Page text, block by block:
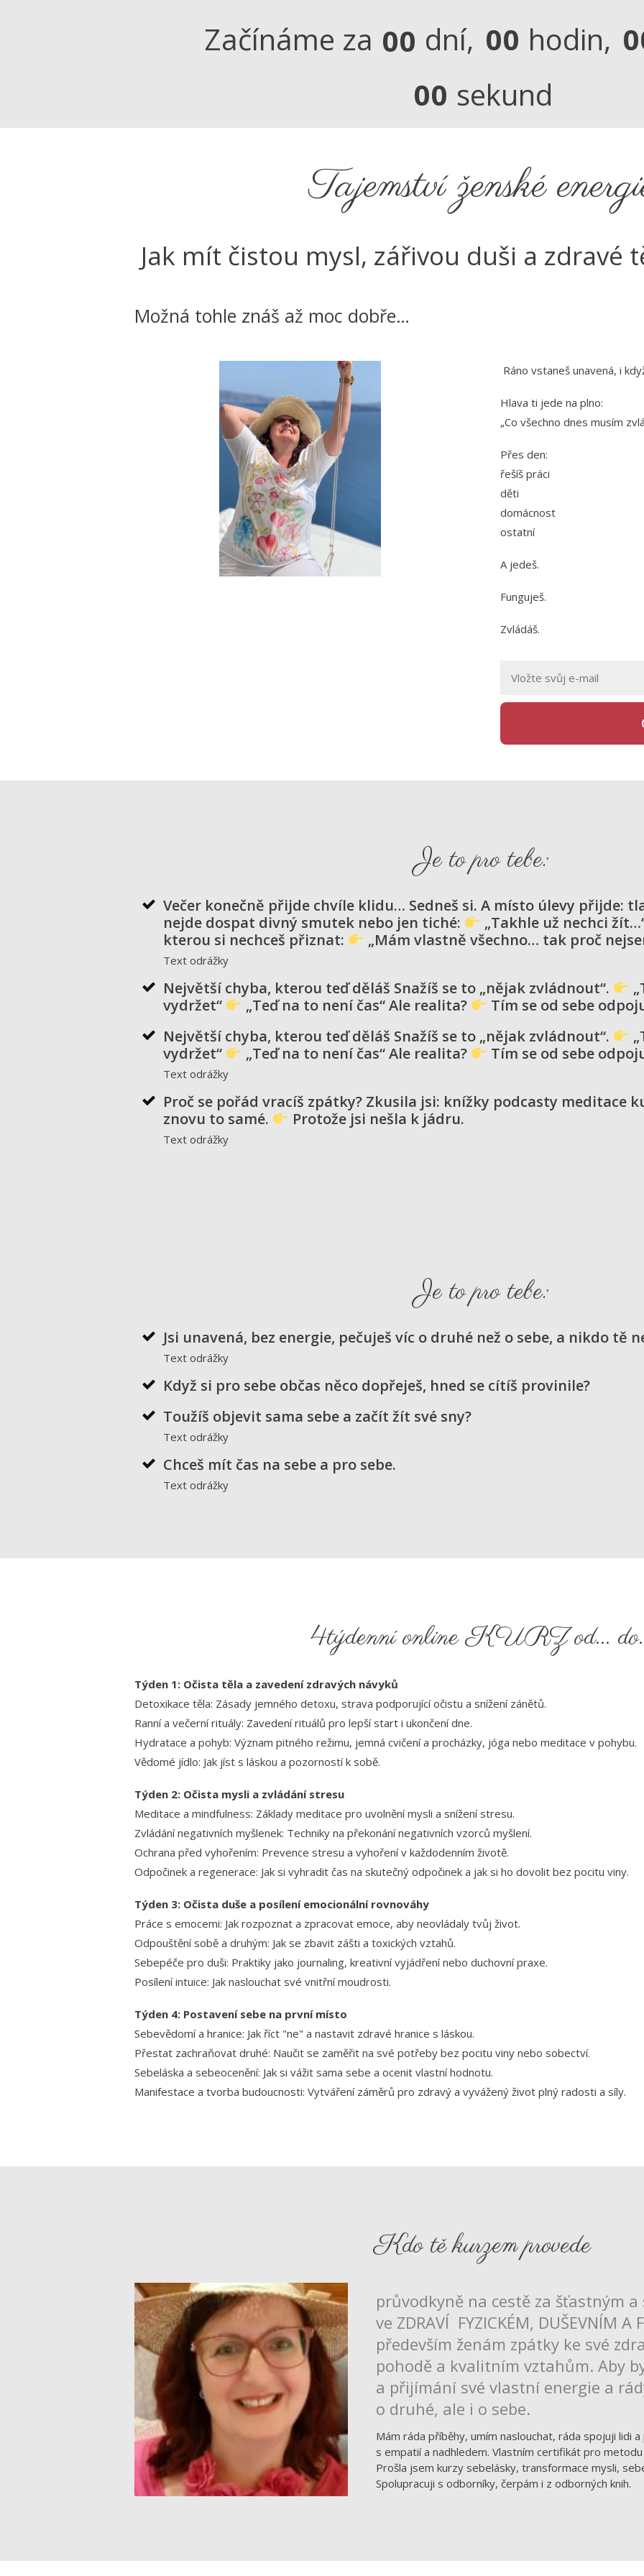
Začínáme za 00 dní 00 hodin 0
00 sekund
Tajemství ženské
Jak mít čistou mysl, zářivou duši a zdravé
Možná tohle znáš až moc dobře…
Ráno vstaneš unavená, i
Hlava ti jede na plno:
„Co všechno dnes musím
Přes den:
řešíš práci
děti
domácnost
ostatní
A jedeš.
Funguješ.
Zvládáš.
Je to pro tebe:
Večer konečně přijde chvíle klidu… Sedneš si. A místo úlevy přijde:
nejde dospat divný smutek nebo jen tiché:
„Takhle už nechci
kterou si nechceš přiznat:
„Mám vlastně všechno… tak proč
Text odrážky
Největší chyba, kterou teď děláš Snažíš se to „nějak zvládnout“.
vydržet“
„Teď na to není čas“ Ale realita?
Tím se od sebe
Největší chyba, kterou teď děláš Snažíš se to „nějak zvládnout“.
vydržet“
„Teď na to není čas“ Ale realita? Tím se od sebe
Text odrážky
Proč se pořád vracíš zpátky? Zkusila jsi: knížky podcasty meditace
znovu to samé.
Protože jsi nešla k jádru.
Text odrážky
Je to pro tebe:
Jsi unavená, bez energie, pečuješ víc o druhé než o sebe, a nikdo tě
Text odrážky
Když si pro sebe občas něco dopřeješ, hned se cítíš provinile?
Toužíš objevit sama sebe a začít žít své sny?
Text odrážky
Chceš mít čas na sebe a pro sebe.
Text odrážky
4týdenní online KURZ od...
Týden 1: Očista těla a zavedení zdravých návyků
Detoxikace těla: Zásady jemného detoxu, strava podporující očistu a snížení zánětů.
Ranní a večerní rituály: Zavedení rituálů pro lepší start i ukončení dne.
Hydratace a pohyb: Význam pitného režimu, jemná cvičení a procházky, jóga nebo meditace v pohybu.
Vědomé jídlo: Jak jíst s láskou a pozorností k sobě.
Týden 2: Očista mysli a zvládání stresu
Meditace a mindfulness: Základy meditace pro uvolnění mysli a snížení stresu.
Zvládání negativních myšlenek: Techniky na překonání negativních vzorců myšlení.
Ochrana před vyhořením: Prevence stresu a vyhoření v každodenním životě.
Odpočinek a regenerace: Jak si vyhradit čas na skutečný odpočinek a jak si ho dovolit bez pocitu viny.
Týden 3: Očista duše a posílení emocionální rovnováhy
Práce s emocemi: Jak rozpoznat a zpracovat emoce, aby neovládaly tvůj život.
Odpouštění sobě a druhým: Jak se zbavit zášti a toxických vztahů.
Sebepéče pro duši: Praktiky jako journaling, kreativní vyjádření nebo duchovní praxe.
Posílení intuice: Jak naslouchat své vnitřní moudrosti.
Týden 4: Postavení sebe na první místo
Sebevědomí a hranice: Jak říct "ne" a nastavit zdravé hranice s láskou.
Přestat zachraňovat druhé: Naučit se zaměřit na své potřeby bez pocitu viny nebo sobectví.
Sebeláska a sebeocenění: Jak si vážit sama sebe a ocenit vlastní hodnotu.
Manifestace a tvorba budoucnosti: Vytváření záměrů pro zdravý a vyvážený život plný radosti a síly.
Kdo tě kurzem provede
průvodkyně na cestě za šťastným
ve ZDRAVÍ FYZICKÉM, DUŠEVNÍM
především ženám zpátky ke své
pohodě a kvalitním vztahům. Aby
a přijímání své vlastní energie a
o druhé, ale i o sebe.
Mám ráda příběhy, umím naslouchat, ráda spojuji lidi
s empatií a nadhledem. Vlastním certifikát pro
Prošla jsem kurzy sebelásky, transformace mysli,
Spolupracuji s odborníky, čerpám i z odborných knih.